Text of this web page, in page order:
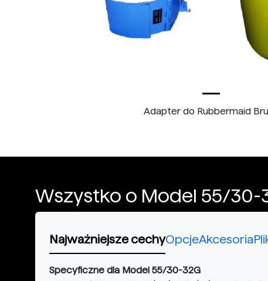
Adapter do Rubbermaid
Wszystko o Model 55/30-
Najważniejsze cechyOpcjeAkcesoria
Specyficzne dla Model 55/30-32G